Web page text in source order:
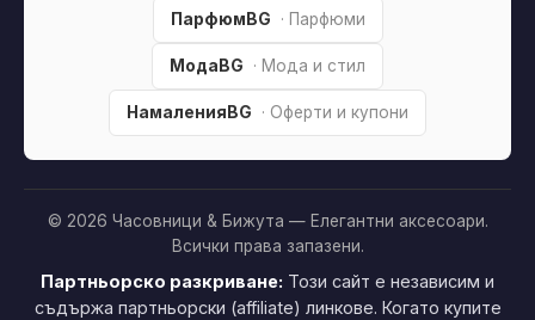
ПарфюмBG · Парфюми
МодаBG · Мода и стил
НамаленияBG · Оферти и купони
© 2026 Часовници & Бижута — Елегантни аксесоари.
Всички права запазени.
Партньорско разкриване: Този сайт е независим и
съдържа партньорски (affiliate) линкове. Когато купите